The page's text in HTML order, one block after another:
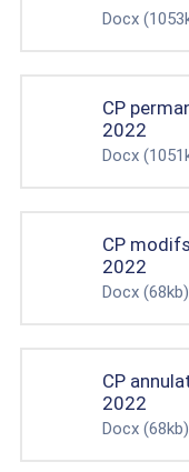
Docx
CP
2022
Docx
CP
2022
Docx (68kb)
CP
2022
Docx (68kb)